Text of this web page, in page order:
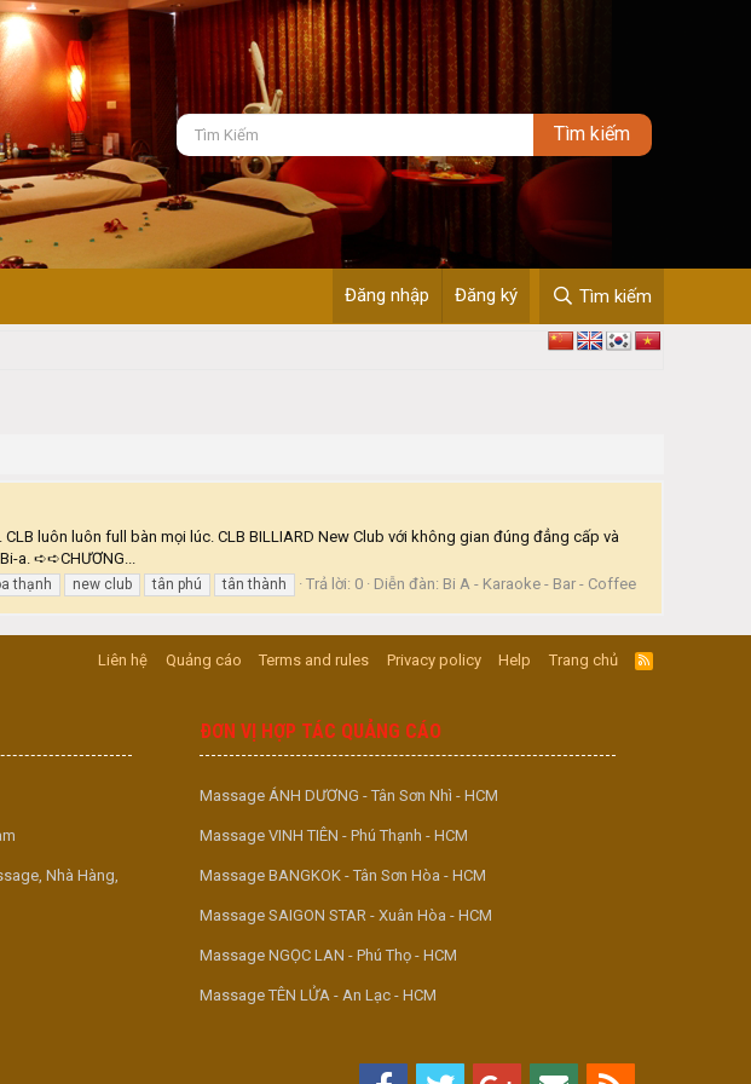
Đăng nhập Đăng ký Tìm kiếm
luôn luôn full bàn mọi lúc. CLB BILLIARD New Club với không gian đúng đẳng cấp và
a. ➪➪CHƯƠNG...
thạnh new club tân phú tân thành Trả lời: 0 Diễn đàn: Bi A - Karaoke - Bar - Coffee
Liên hệ Quảng cáo Terms and rules Privacy policy Help Trang chủ
R
S
Nhà Hàng,
ĐƠN VỊ HỢP TÁC QUẢNG CÁO
Massage ÁNH DƯƠNG - Tân Sơn Nhì - HCM
Massage VINH TIÊN - Phú Thạnh - HCM
Massage BANGKOK - Tân Sơn Hòa - HCM
Massage SAIGON STAR - Xuân Hòa - HCM
Massage NGỌC LAN - Phú Thọ - HCM
Massage TÊN LỬA - An Lạc - HCM